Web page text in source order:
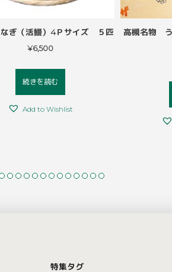
仁淀川きくらげ（乾燥・ホ
ール）白 80ｇ
続きを読む
高知県産 仁
ラ
特集タグ